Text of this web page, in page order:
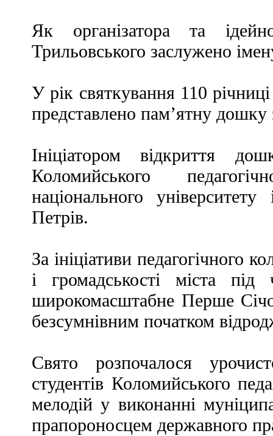
Як організатора та
Трильовського заслужено
У рік святкування 110
представлено пам’ятну
Ініціатором відкриття
Коломийського
національного
Петрів.
За ініціативи педагогічного
і громадськості міста під
широкомасштабне Перше
безсумнівним початком
Свято розпочалося
студентів Коломийського
мелодій у виконанні
прапороносцем державного